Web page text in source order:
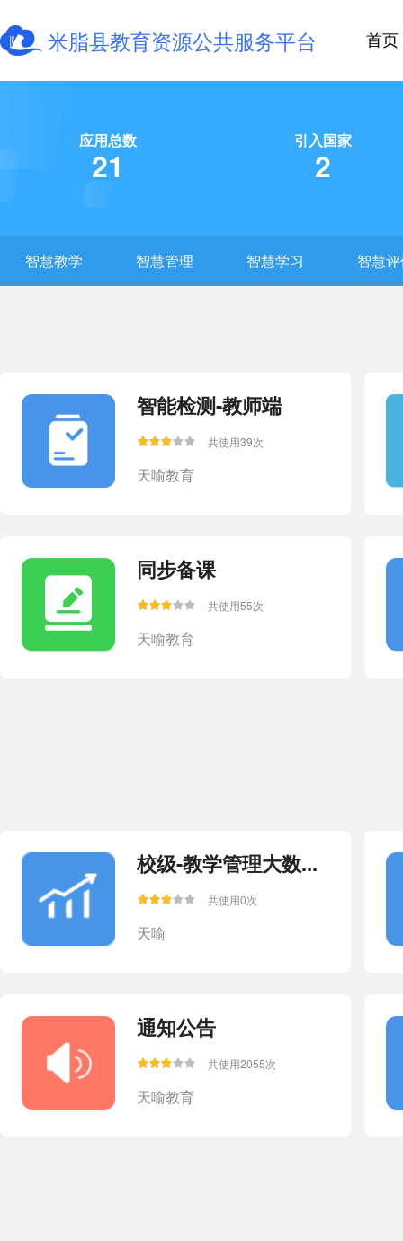
米脂县教育资源公共服务平台 首页
应用总数
21
引入国家
2
智慧教学 智慧管理 智慧学习 智慧
智能检测-教师端
共使用39次
天喻教育
同步备课
共使用55次
天喻教育
校级-教学管理大数...
共使用0次
天喻
通知公告
共使用2055次
天喻教育